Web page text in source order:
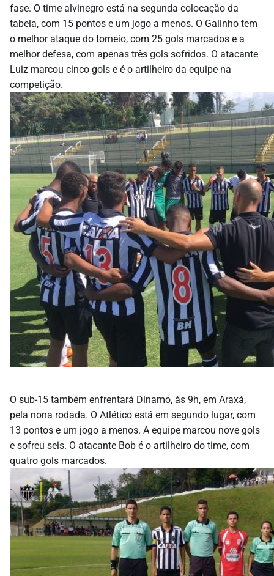
fase. O time alvinegro está na segunda colocação da
tabela, com 15 pontos e um jogo a menos. O Galinho tem
o melhor ataque do torneio, com 25 gols marcados e a
melhor defesa, com apenas três gols sofridos. O atacante
Luiz marcou cinco gols e é o artilheiro da equipe na
competição.
O sub-15 também enfrentará Dinamo, às 9h, em Araxá,
pela nona rodada. O Atlético está em segundo lugar, com
13 pontos e um jogo a menos. A equipe marcou nove gols
e sofreu seis. O atacante Bob é o artilheiro do time, com
quatro gols marcados.